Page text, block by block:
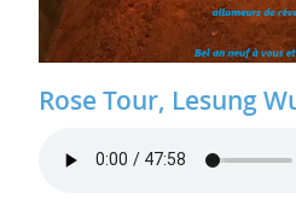
Rose Tour, Lesung